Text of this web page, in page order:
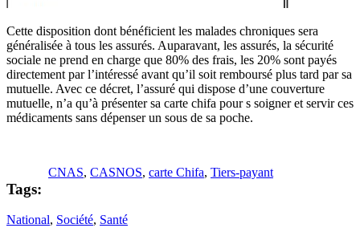
Cette disposition dont bénéficient les malades chroniques sera
généralisée à tous les assurés. Auparavant, les assurés, la sécurité
sociale ne prend en charge que 80% des frais, les 20% sont payés
directement par l’intéressé avant qu’il soit remboursé plus tard par sa
mutuelle. Avec ce décret, l’assuré qui dispose d’une couverture
mutuelle, n’a qu’à présenter sa carte chifa pour s soigner et servir ces
médicaments sans dépenser un sous de sa poche.
Tags:
CNAS, CASNOS, carte Chifa, Tiers-payant
National, Société, Santé